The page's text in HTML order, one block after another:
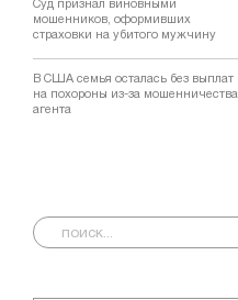
Суд признал виновными
мошенников, оформивших
страховки на убитого мужчину
В США семья осталась без выплат
на похороны из-за мошенничества
агента